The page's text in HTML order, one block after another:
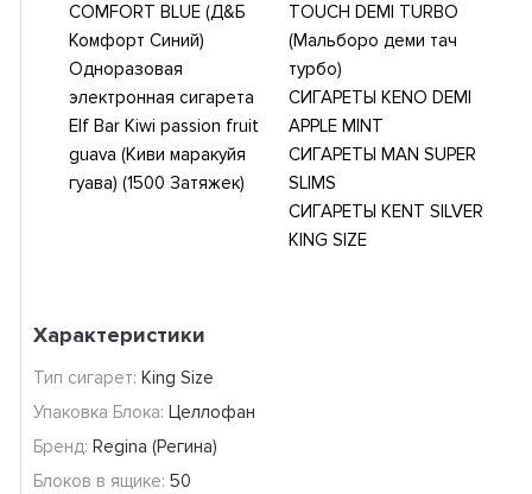
COMFORT BLUE (Д&Б
Комфорт Синий)
Одноразовая
электронная сигарета
Elf Bar Kiwi passion fruit
guava (Киви маракуйя
гуава) (1500 Затяжек)
TOUCH DEMI TURBO
(Мальборо деми тач
турбо)
СИГАРЕТЫ KENO DEMI
APPLE MINT
СИГАРЕТЫ MAN SUPER
SLIMS
СИГАРЕТЫ KENT SILVER
KING SIZE
Характеристики
Тип сигарет: King Size
Упаковка Блока: Целлофан
Бренд: Regina (Регина)
Блоков в ящике: 50